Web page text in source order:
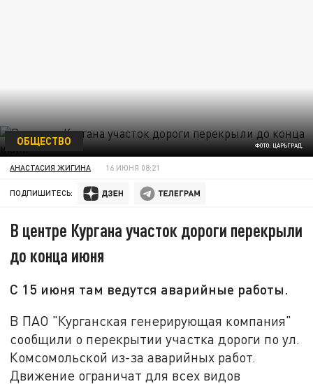
ФОТО: ЦАРЬГРАД.
ОБЩЕСТВО
АНАСТАСИЯ ЖИГИНА 16 ИЮНЯ 08:21
ПОДПИШИТЕСЬ:
В центре Кургана участок дороги перекрыли
до конца июня
С 15 июня там ведутся аварийные работы.
В ПАО "Курганская генерирующая компания"
сообщили о перекрытии участка дороги по ул.
Комсомольской из-за аварийных работ.
Движение ограничат для всех видов